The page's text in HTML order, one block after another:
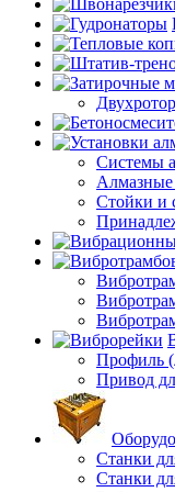
Системы
Алмазные
Стойки и
Профиль
Привод
Станки
Станки